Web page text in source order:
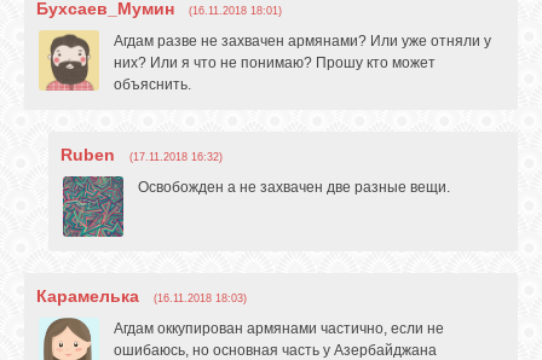
Бухсаев_Мумин (16.11.2018 18:01)
Агдам разве не захвачен армянами? Или уже отняли у
них? Или я что не понимаю? Прошу кто может
объяснить.
Ruben (17.11.2018 16:32)
Освобожден а не захвачен две разные вещи.
Карамелька (16.11.2018 18:03)
Агдам оккупирован армянами частично, если не
ошибаюсь, но основная часть у Азербайджана